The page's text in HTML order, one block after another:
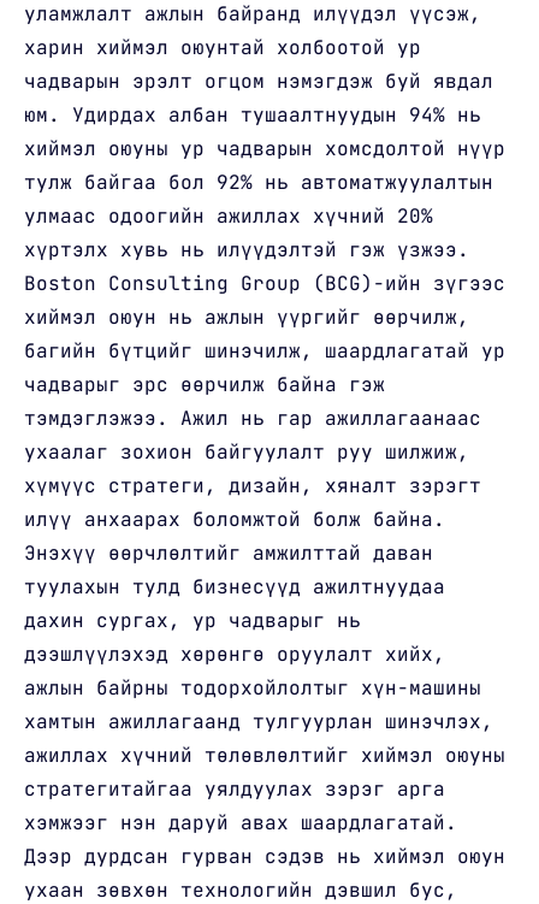
уламжлалт ажлын байранд илүүдэл үүсэж,
харин хиймэл оюунтай холбоотой ур
чадварын эрэлт огцом нэмэгдэж буй явдал
юм. Удирдах албан тушаалтнуудын 94% нь
хиймэл оюуны ур чадварын хомсдолтой нүүр
тулж байгаа бол 92% нь автоматжуулалтын
улмаас одоогийн ажиллах хүчний 20%
хүртэлх хувь нь илүүдэлтэй гэж үзжээ.
Boston Consulting Group (BCG)-ийн зүгээс
хиймэл оюун нь ажлын үүргийг өөрчилж,
багийн бүтцийг шинэчилж, шаардлагатай ур
чадварыг эрс өөрчилж байна гэж
тэмдэглэжээ. Ажил нь гар ажиллагаанаас
ухаалаг зохион байгуулалт руу шилжиж,
хүмүүс стратеги, дизайн, хяналт зэрэгт
илүү анхаарах боломжтой болж байна.
Энэхүү өөрчлөлтийг амжилттай даван
туулахын тулд бизнесүүд ажилтнуудаа
дахин сургах, ур чадварыг нь
дээшлүүлэхэд хөрөнгө оруулалт хийх,
ажлын байрны тодорхойлолтыг хүн-машины
хамтын ажиллагаанд тулгуурлан шинэчлэх,
ажиллах хүчний төлөвлөлтийг хиймэл оюуны
стратегитайгаа уялдуулах зэрэг арга
хэмжээг нэн даруй авах шаардлагатай.
Дээр дурдсан гурван сэдэв нь хиймэл оюун
ухаан зөвхөн технологийн дэвшил бус,